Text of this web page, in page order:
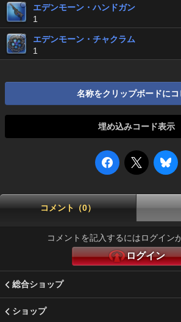
エデンモーン・ハンドガン
1
エデンモーン・チャクラム
1
名称をクリップボードにコ
埋め込みコード表示
コメント（0）
コメントを記入するにはログイン
ログイン
総合ショップ
ショップ